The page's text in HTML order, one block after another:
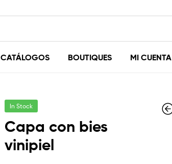
CATÁLOGOS BOUTIQUES MI CUENTA
In Stock
Capa con bies
vinipiel